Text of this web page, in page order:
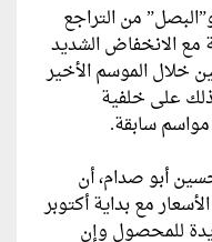
من التراجع
مع الانخفاض الشديد
خلال الموسم الأخير
على خلفية
سابقة.
أبو صدام، أن
مع بداية أكتوبر
للمحصول وإن